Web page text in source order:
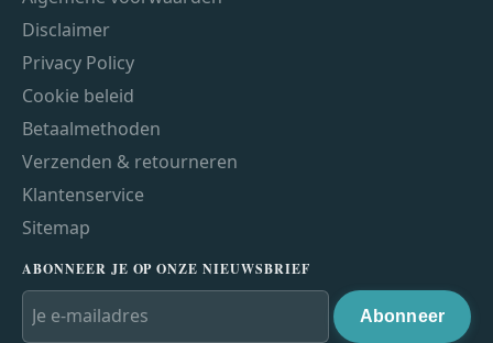
Disclaimer
Privacy Policy
Cookie beleid
Betaalmethoden
Verzenden & retourneren
Klantenservice
Sitemap
ABONNEER JE OP ONZE NIEUWSBRIEF
Abonneer